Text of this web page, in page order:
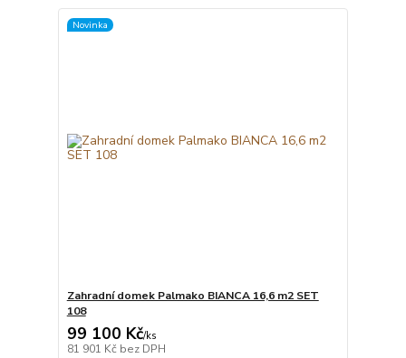
Novinka
Zahradní domek Palmako BIANCA 16,6 m2 SET
108
99 100 Kč/ks
81 901 Kč bez DPH